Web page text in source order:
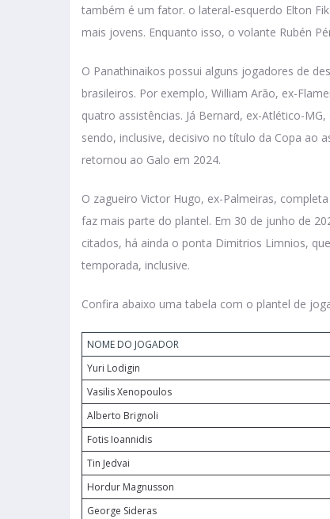
também é um fator. o lateral-esquerdo Elton
mais jovens. Enquanto isso, o volante Rubén
O Panathinaikos possui alguns jogadores de
brasileiros. Por exemplo, William Arão, ex-
quatro assistências. Já Bernard, ex-Atlético-
sendo, inclusive, decisivo no título da Copa ao
retornou ao Galo em 2024.
O zagueiro Victor Hugo, ex-Palmeiras,
faz mais parte do plantel. Em 30 de junho de
citados, há ainda o ponta Dimitrios Limnios,
temporada, inclusive.
Confira abaixo uma tabela com o plantel de
NOME DO JOGADOR
Yuri Lodigin
Vasilis Xenopoulos
Alberto Brignoli
Fotis Ioannidis
Tin Jedvai
Hordur Magnusson
George Sideras